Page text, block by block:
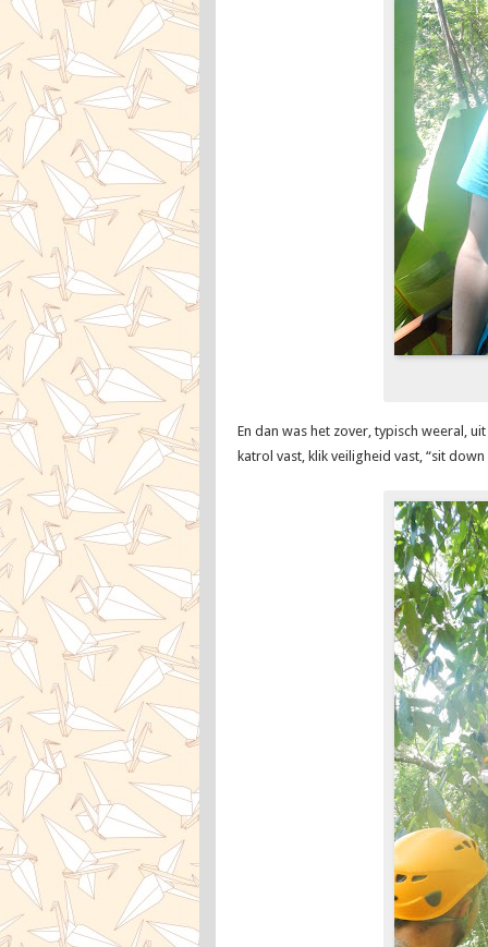
En dan was het zover, typisch weeral,
katrol vast, klik veiligheid vast, “sit